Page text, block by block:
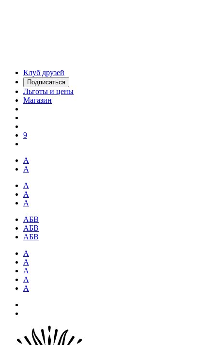
Клуб друзей
Подписаться
Льготы и цены
Магазин
9
А
А
А
А
А
АБВ
АБВ
АБВ
А
А
А
А
А